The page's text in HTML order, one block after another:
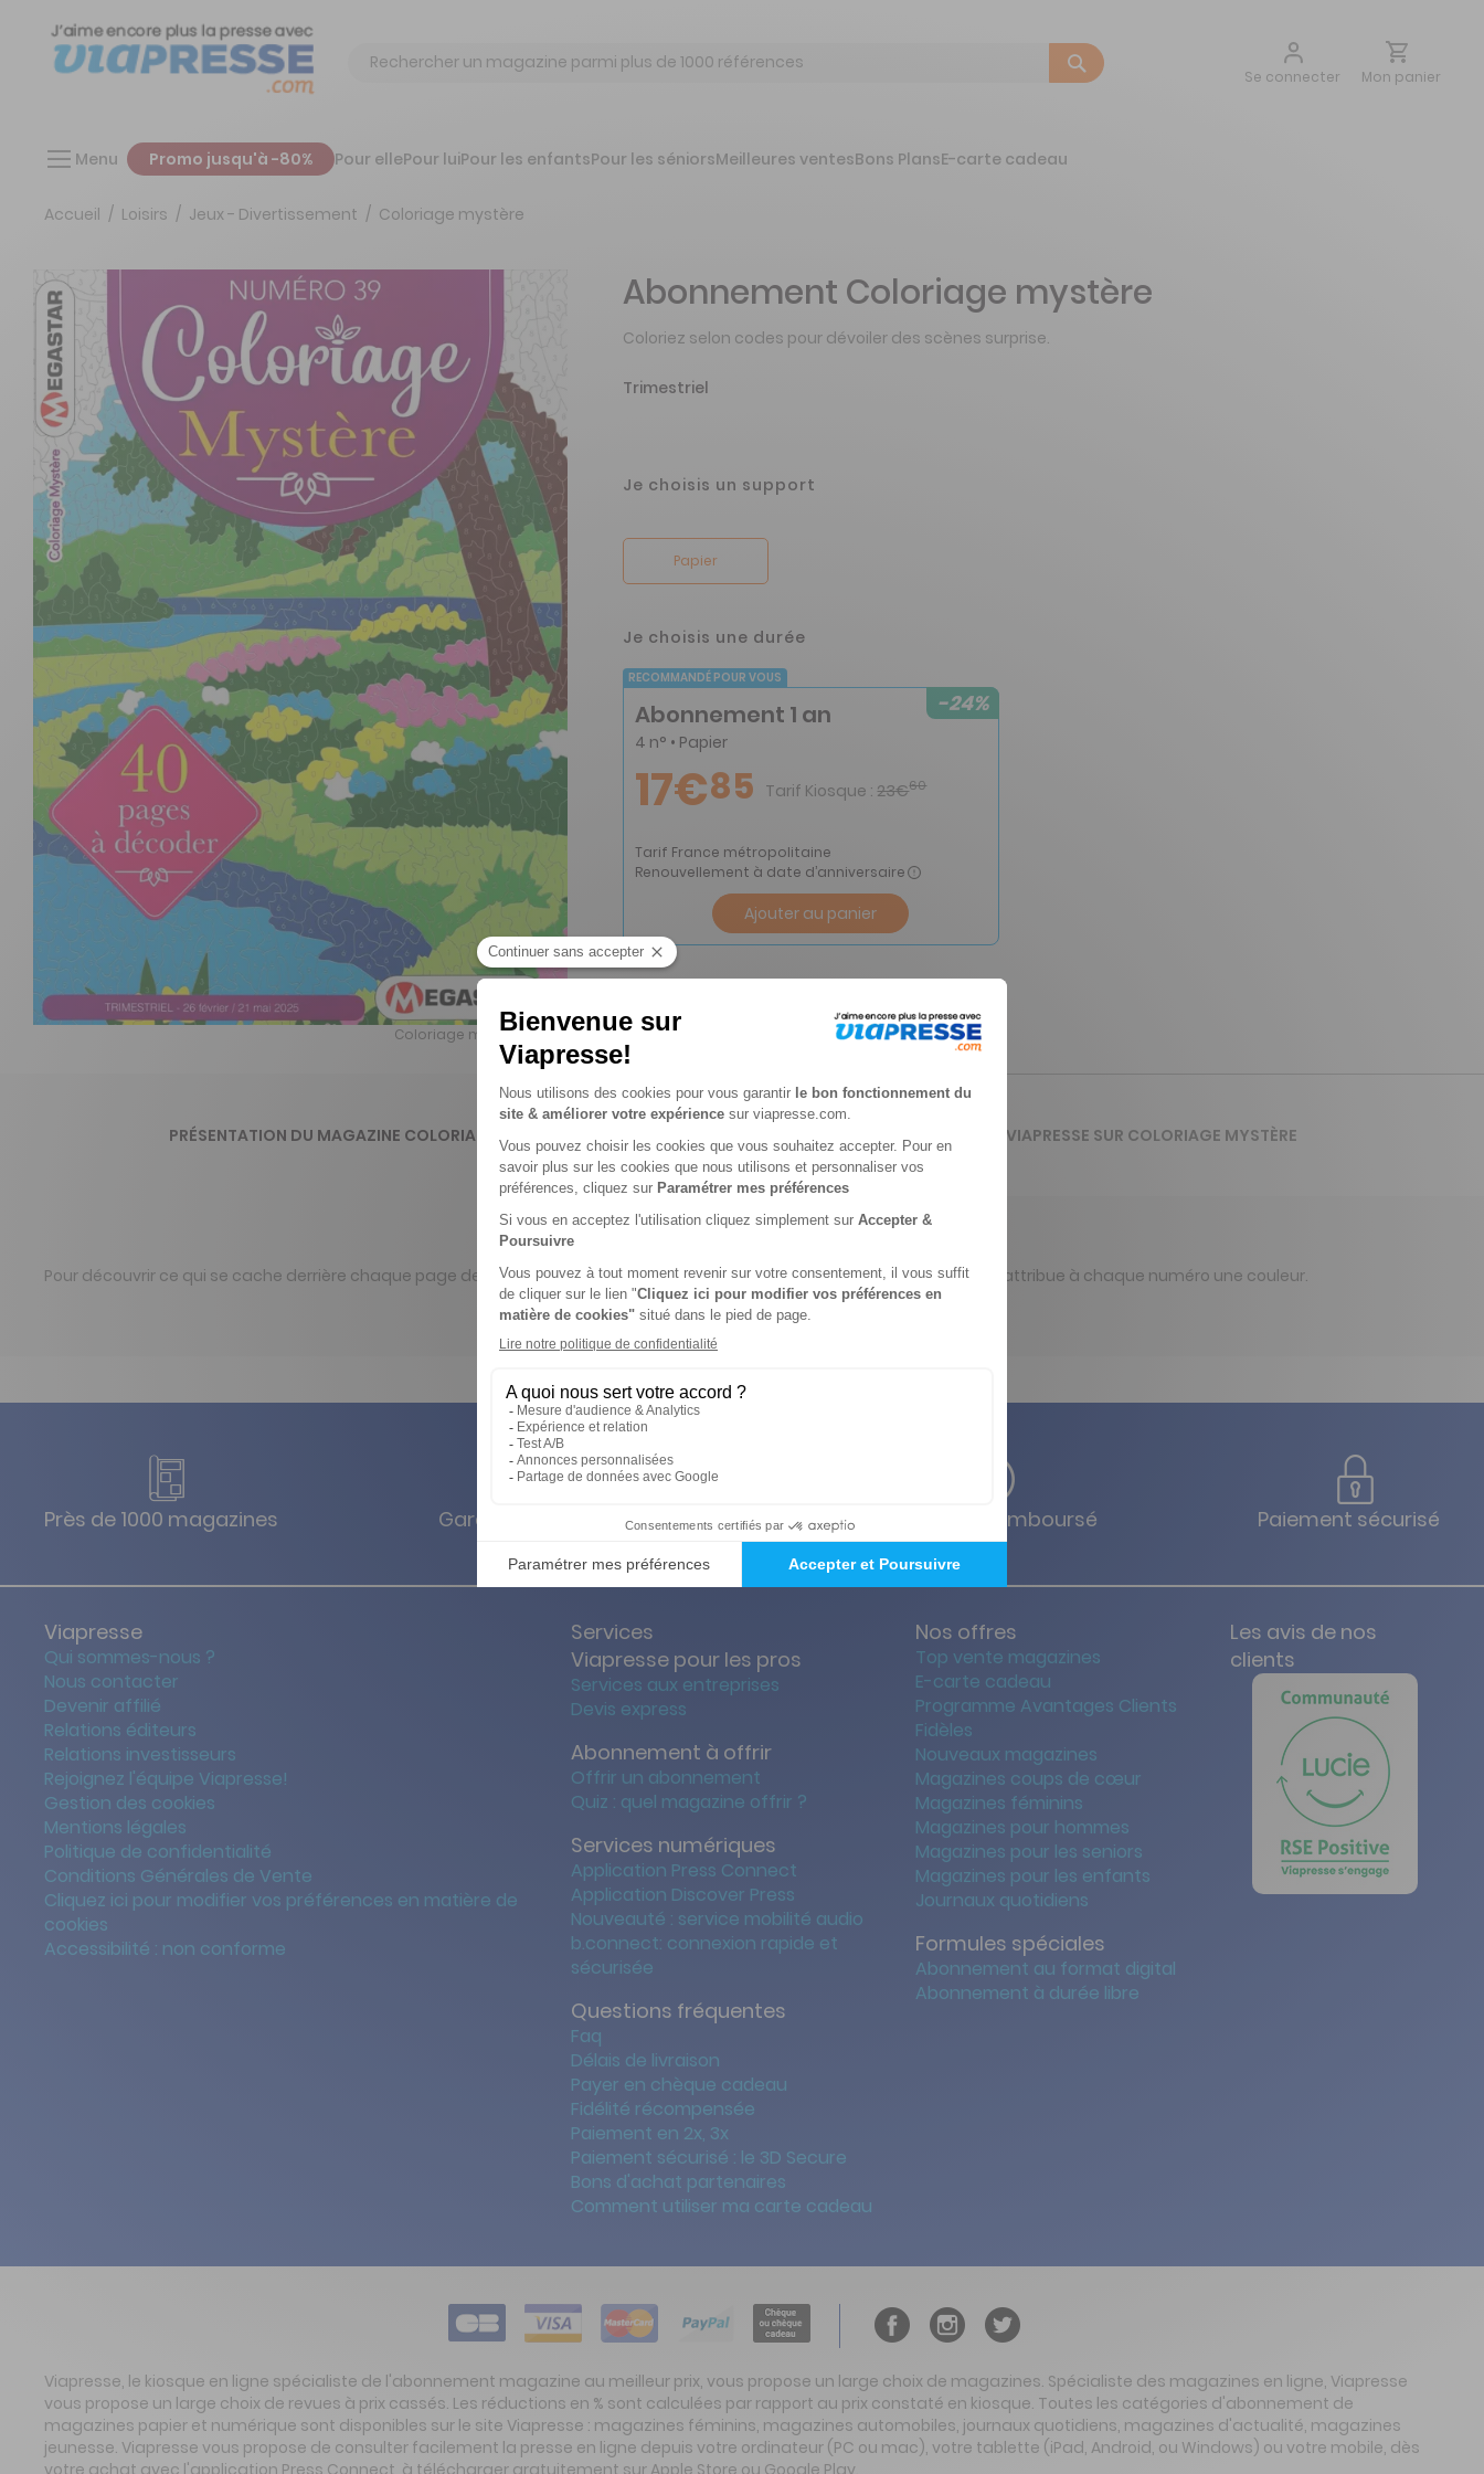
Chercher
Se connecter
Aller
Mon panier
Menu Promo jusqu'à -80% Pour ellePour luiPour les enfantsPour les séniorsMeilleures ventesBons PlansE-carte cadeau
Accueil Loisirs Jeux - Divertissement Coloriage mystère
Coloriage mystère n° 45
Abonnement Coloriage mystère
Coloriez selon codes pour dévoiler des scènes surprise.
Trimestriel
Je choisis un support
Papier
Je choisis une durée
RECOMMANDÉ POUR VOUS
-24%
Abonnement 1 an
4 n° • Papier
17€85 Tarif Kiosque : 23€60
Tarif France métropolitaine
Renouvellement à date d’anniversaire
Ajouter au panier
PRÉSENTATION DU MAGAZINE COLORIAGE MYSTÈRE
Pour découvrir ce qui se cache derrière chaque page de COLORIAGE MYSTÈRE, rien de plus simple : en respectant le code qui attribue à chaque numéro une couleur.
L'AVIS DE VIAPRESSE SUR COLORIAGE MYSTÈRE
Près de 1000 magazines Garanties des prix les + bas Satisfait ou remboursé Paiement sécurisé
Viapresse
Qui sommes-nous ?
Nous contacter
Devenir affilié
Relations éditeurs
Relations investisseurs
Rejoignez l'équipe Viapresse!
Gestion des cookies
Mentions légales
Politique de confidentialité
Conditions Générales de Vente
Cliquez ici pour modifier vos préférences en matière de
cookies
Accessibilité : non conforme
Services
Viapresse pour les pros
Services aux entreprises
Devis express
Abonnement à offrir
Offrir un abonnement
Quiz : quel magazine offrir ?
Services numériques
Application Press Connect
Application Discover Press
Nouveauté : service mobilité audio
b.connect: connexion rapide et
sécurisée
Questions fréquentes
Faq
Délais de livraison
Payer en chèque cadeau
Fidélité récompensée
Paiement en 2x, 3x
Paiement sécurisé : le 3D Secure
Bons d'achat partenaires
Comment utiliser ma carte cadeau
Nos offres
Top vente magazines
E-carte cadeau
Programme Avantages Clients
Fidèles
Nouveaux magazines
Magazines coups de cœur
Magazines féminins
Magazines pour hommes
Magazines pour les seniors
Magazines pour les enfants
Journaux quotidiens
Formules spéciales
Abonnement au format digital
Abonnement à durée libre
Les avis de nos
clients
Viapresse, le kiosque en ligne spécialiste de l'abonnement magazine au meilleur prix, vous propose un large choix de magazines. Spécialiste des magazines en ligne, Viapresse
vous propose un large choix de revues à prix cassés. Les réductions en % sont calculées par rapport au prix constaté en kiosque. Toutes les catégories d'abonnement de
magazines papier et numérique sont disponibles sur le site Viapresse : magazines féminins, magazines automobiles, journaux quotidiens, magazines d'actualité, magazines
jeunesse. Viapresse vous propose de consulter facilement la presse en ligne depuis votre ordinateur (PC ou mac), votre tablette (iPad, Android, ou Windows) ou votre mobile, dès